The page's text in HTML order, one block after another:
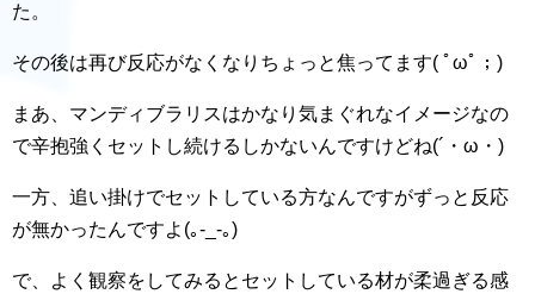
た。
その後は再び反応がなくなりちょっと焦ってます( ﾟωﾟ；)
まあ、マンディブラリスはかなり気まぐれなイメージなの
で辛抱強くセットし続けるしかないんですけどね(´・ω・)
一方、追い掛けでセットしている方なんですがずっと反応
が無かったんですよ(｡-_-｡)
で、よく観察をしてみるとセットしている材が柔過ぎる感